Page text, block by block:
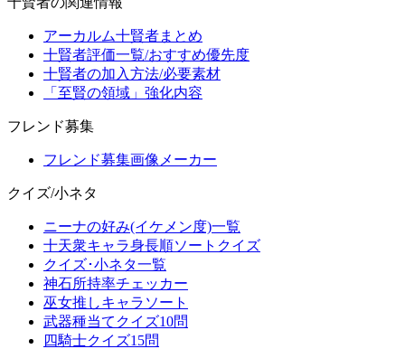
アーカルム十賢者まとめ
十賢者評価一覧/おすすめ優先度
十賢者の加入方法/必要素材
「至賢の領域」強化内容
フレンド募集
フレンド募集画像メーカー
クイズ/小ネタ
ニーナの好み(イケメン度)一覧
十天衆キャラ身長順ソートクイズ
クイズ･小ネタ一覧
神石所持率チェッカー
巫女推しキャラソート
武器種当てクイズ10問
四騎士クイズ15問